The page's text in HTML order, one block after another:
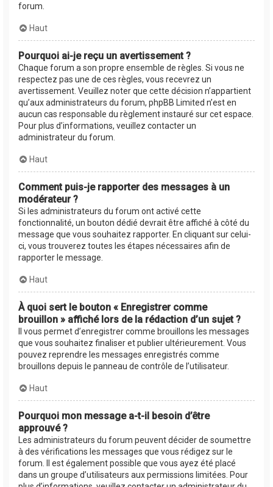
forum.
Haut
Pourquoi ai-je reçu un avertissement ?
Chaque forum a son propre ensemble de règles. Si vous ne
respectez pas une de ces règles, vous recevrez un
avertissement. Veuillez noter que cette décision n’appartient
qu’aux administrateurs du forum, phpBB Limited n’est en
aucun cas responsable du règlement instauré sur cet espace.
Pour plus d’informations, veuillez contacter un
administrateur du forum.
Haut
Comment puis-je rapporter des messages à un
modérateur ?
Si les administrateurs du forum ont activé cette
fonctionnalité, un bouton dédié devrait être affiché à côté du
message que vous souhaitez rapporter. En cliquant sur celui-
ci, vous trouverez toutes les étapes nécessaires afin de
rapporter le message.
Haut
À quoi sert le bouton « Enregistrer comme
brouillon » affiché lors de la rédaction d’un sujet ?
Il vous permet d’enregistrer comme brouillons les messages
que vous souhaitez finaliser et publier ultérieurement. Vous
pouvez reprendre les messages enregistrés comme
brouillons depuis le panneau de contrôle de l’utilisateur.
Haut
Pourquoi mon message a-t-il besoin d’être
approuvé ?
Les administrateurs du forum peuvent décider de soumettre
à des vérifications les messages que vous rédigez sur le
forum. Il est également possible que vous ayez été placé
dans un groupe d’utilisateurs aux permissions limitées. Pour